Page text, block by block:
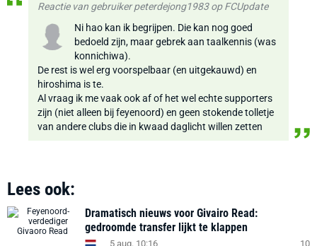
Reactie van gebruiker peterdejong1983 op FCUpdate
Ni hao kan ik begrijpen. Die kan nog goed
bedoeld zijn, maar gebrek aan taalkennis (was
konnichiwa).
De rest is wel erg voorspelbaar (en uitgekauwd) en
hiroshima is te.
Al vraag ik me vaak ook af of het wel echte supporters
zijn (niet alleen bij feyenoord) en geen stokende tolletje
van andere clubs die in kwaad daglicht willen zetten
Lees ook:
Dramatisch nieuws voor Givairo Read:
gedroomde transfer lijkt te klappen
5 aug. 10:16 10